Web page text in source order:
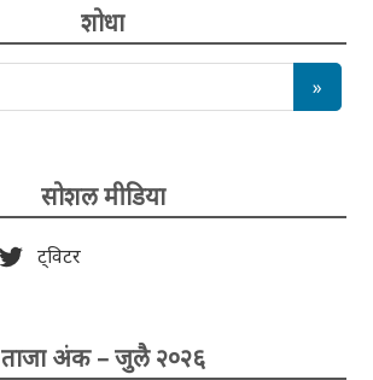
शोधा
सोशल मीडिया
ट्विटर
ताजा अंक – जुलै २०२६